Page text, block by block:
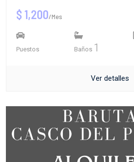
$ 1,200/Mes
Puestos Baños 1
Ver detalles